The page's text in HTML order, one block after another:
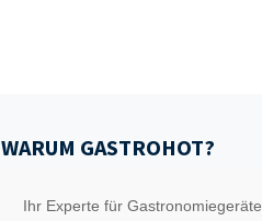
WARUM GASTROHOT?
Ihr Experte für Gastronomiegeräte.